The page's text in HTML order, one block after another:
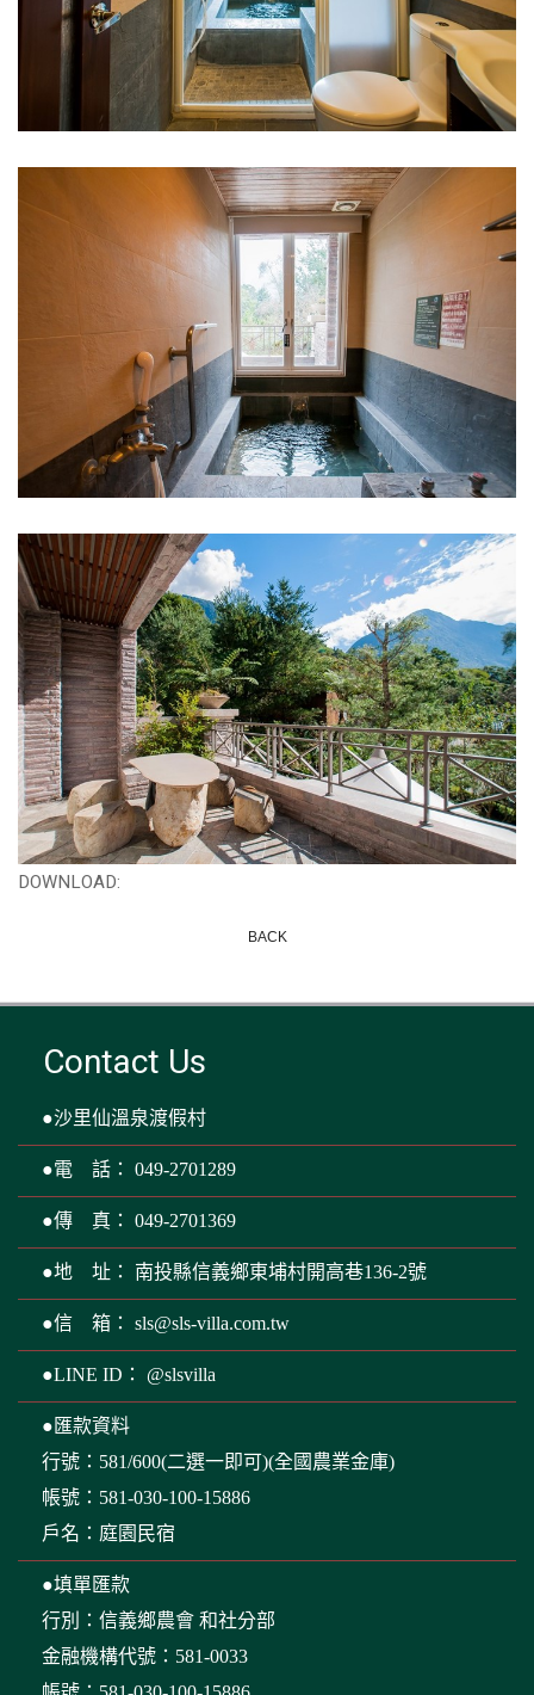
DOWNLOAD:
BACK
Contact Us
●沙里仙溫泉渡假村
●電 話： 049-2701289
●傳 真： 049-2701369
●地 址： 南投縣信義鄉東埔村開高巷136-2號
●信 箱： sls@sls-villa.com.tw
●LINE ID： @slsvilla
●匯款資料
行號：581/600(二選一即可)(全國農業金庫)
帳號：581-030-100-15886
戶名：庭園民宿
●填單匯款
行別：信義鄉農會 和社分部
金融機構代號：581-0033